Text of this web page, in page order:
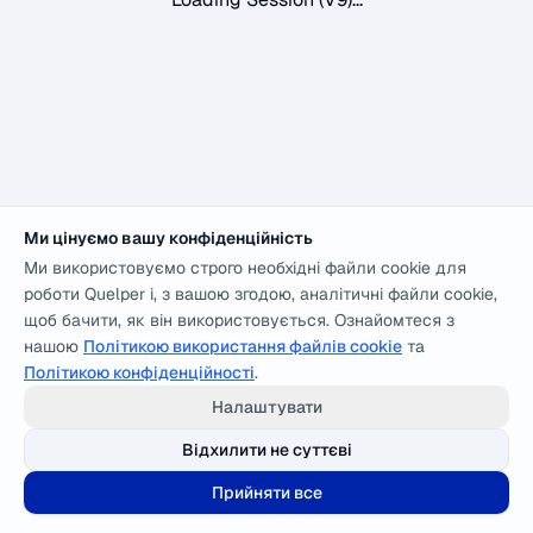
Ми цінуємо вашу конфіденційність
Ми використовуємо строго необхідні файли cookie для
роботи Quelper і, з вашою згодою, аналітичні файли cookie,
щоб бачити, як він використовується. Ознайомтеся з
нашою Політикою використання файлів cookie та
Політикою конфіденційності.
Налаштувати
Відхилити не суттєві
Прийняти все